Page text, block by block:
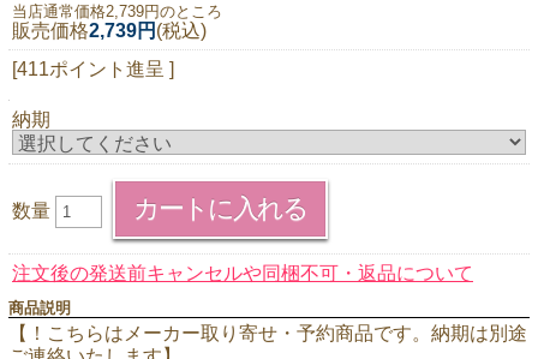
当店通常価格2,739円のところ
販売価格2,739円 (税込)
[411ポイント進呈 ]
納期
数量
注文後の発送前キャンセルや同梱不可・返品について
商品説明
【！こちらはメーカー取り寄せ・予約商品です。納期は別途